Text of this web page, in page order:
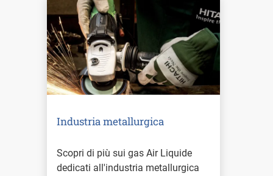
Industria metallurgica
Scopri di più sui gas Air Liquide
dedicati all'industria metallurgica